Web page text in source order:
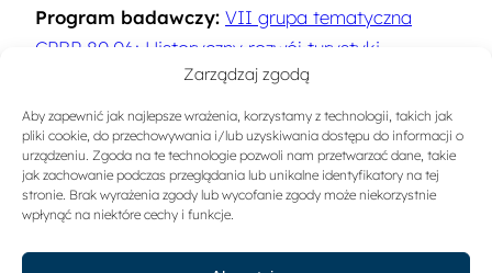
Zarządzaj zgodą
Aby zapewnić jak najlepsze wrażenia, korzystamy z technologii, takich jak
pliki cookie, do przechowywania i/lub uzyskiwania dostępu do informacji o
urządzeniu. Zgoda na te technologie pozwoli nam przetwarzać dane, takie
jak zachowanie podczas przeglądania lub unikalne identyfikatory na tej
stronie. Brak wyrażenia zgody lub wycofanie zgody może niekorzystnie
wpłynąć na niektóre cechy i funkcje.
Program badawczy: VII grupa tematyczna
CPBP 80.06: Historyczny rozwój turystyki,.
Problemy budowy teorii turystyki
Słowa kluczowe: Historia turystyki,Ruch
turystyczny
Sygnatura:A-1110